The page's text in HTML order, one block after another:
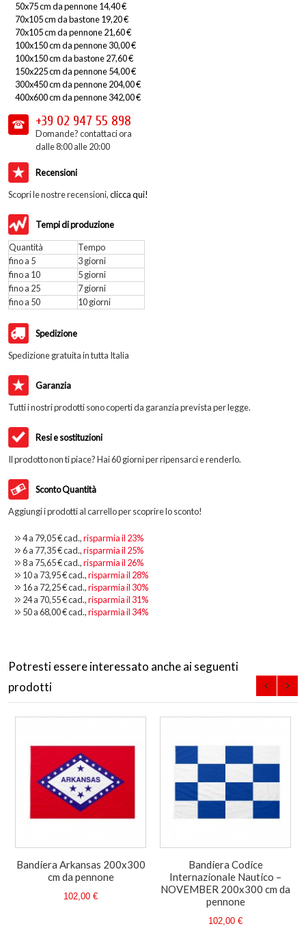
50x75 cm da pennone 14,40 €
70x105 cm da bastone 19,20 €
70x105 cm da pennone 21,60 €
100x150 cm da pennone 30,00 €
100x150 cm da bastone 27,60 €
150x225 cm da pennone 54,00 €
300x450 cm da pennone 204,00 €
400x600 cm da pennone 342,00 €
+39 02 947 55 898
Domande? contattaci ora
dalle 8:00 alle 20:00
Recensioni
Scopri le nostre recensioni,clicca qui!
Tempi di produzione
Quantità
Tempo
fino a 5
3 giorni
fino a 10
5 giorni
fino a 25
7 giorni
fino a 50
10 giorni
Spedizione
Spedizione gratuita in tutta Italia
Garanzia
Tutti i nostri prodotti sono coperti da garanzia prevista per legge.
Resi e sostituzioni
Il prodotto non ti piace? Hai 60 giorni per ripensarci e renderlo.
Sconto Quantità
Aggiungi i prodotti al carrello per scoprire lo sconto!
4 a 79,05 €cad.,risparmia il 23%
6 a 77,35 €cad.,risparmia il 25%
8 a 75,65 €cad.,risparmia il 26%
10 a 73,95 €cad.,risparmia il 28%
16 a 72,25 €cad.,risparmia il 30%
24 a 70,55 €cad.,risparmia il 31%
50 a68,00 €cad.,risparmia il 34%
Potresti essere interessato anche ai seguenti
prodotti
Bandiera Arkansas 200x300
cm da pennone
102,00 €
Bandiera Codice
Internazionale Nautico –
NOVEMBER 200x300 cm da
pennone
102,00 €